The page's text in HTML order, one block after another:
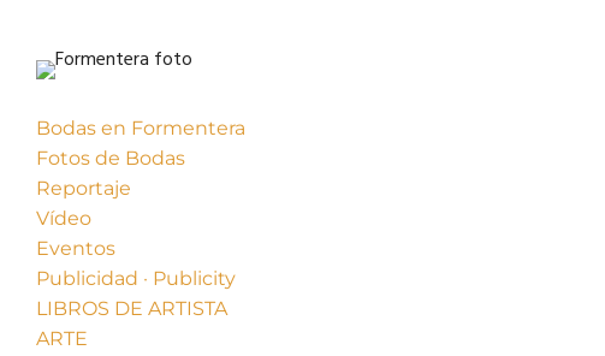
Bodas en Formentera
Fotos de Bodas
Reportaje
Vídeo
Eventos
Publicidad · Publicity
LIBROS DE ARTISTA
ARTE
« Anterior